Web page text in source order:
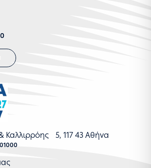
Καλλιρρόης 5, 117 43 Αθήνα